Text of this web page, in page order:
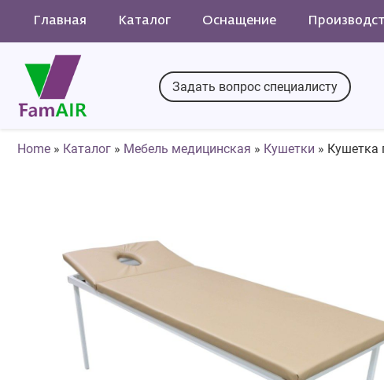
Главная Каталог Оснащение
Задать вопрос специалисту
Home » Каталог » Мебель медицинская » Кушетки » Кушетка